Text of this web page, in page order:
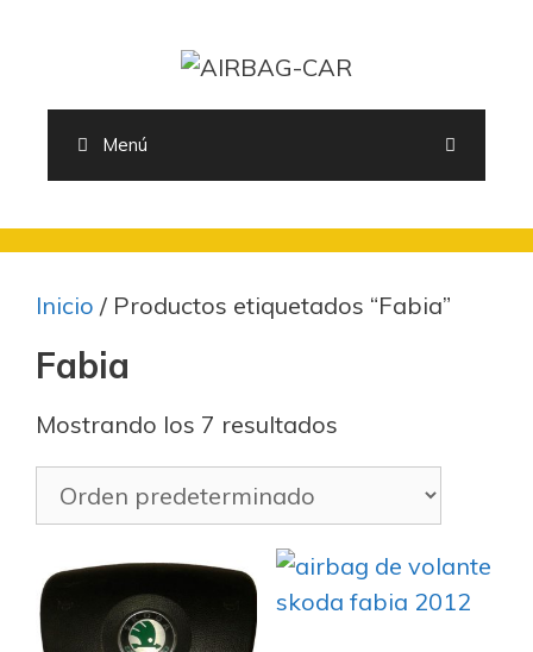
Menú
Inicio / Productos etiquetados “Fabia”
Fabia
Mostrando los 7 resultados